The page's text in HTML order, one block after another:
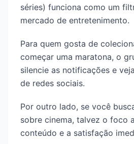
séries) funciona como um
mercado de entretenimento.
Para quem gosta de
começar uma maratona, o
silencie as notificações e
de redes sociais.
Por outro lado, se você
sobre cinema, talvez o foco
conteúdo e a satisfação